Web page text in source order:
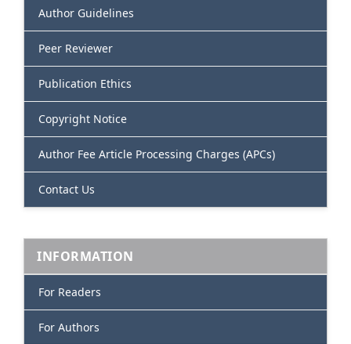
Author Guidelines
Peer Reviewer
Publication Ethics
Copyright Notice
Author Fee Article Processing Charges (APCs)
Contact Us
INFORMATION
For Readers
For Authors